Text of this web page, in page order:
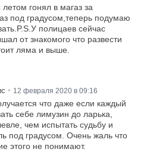
гонял в магаз за
под градусом,теперь подумаю
полицаев сейчас
от знакомого что развести
ляма и выше.
• 12 февраля 2020 в 09:16
что даже если каждый
себе лимузин до ларька,
чем испытать судьбу и
под градусом. Очень жаль что
этого не понимают.